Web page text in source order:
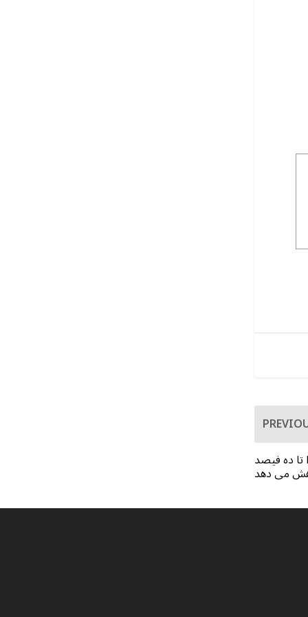
ده فیصد
می دهد